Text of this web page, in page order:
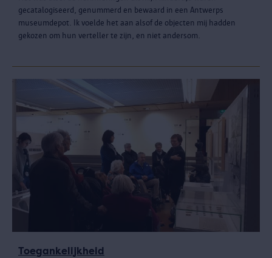
gecatalogiseerd, genummerd en bewaard in een Antwerps
museumdepot. Ik voelde het aan alsof de objecten mij hadden
gekozen om hun verteller te zijn, en niet andersom.
Toegankelijkheid